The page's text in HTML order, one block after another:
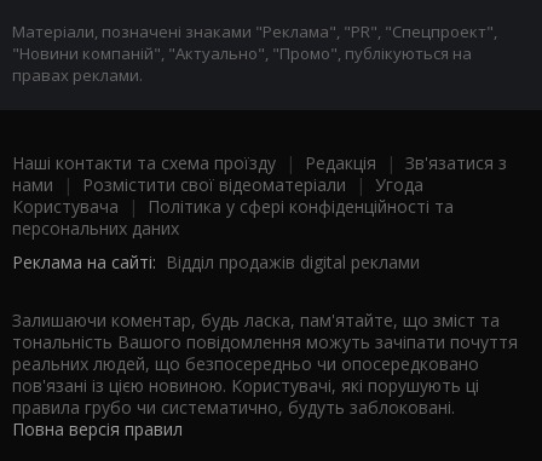
Матеріали, позначені знаками "Реклама", "PR", "Спецпроект",
"Новини компаній", "Актуально", "Промо", публікуються на
правах реклами.
Наші контакти та схема проїзду | Редакція | Зв'язатися з
нами | Розмістити свої відеоматеріали | Угода
Користувача |
Політика у сфері конфіденційності та
персональних даних
Реклама на сайті: Відділ продажів digital реклами
Залишаючи коментар, будь ласка, пам'ятайте, що зміст та
тональність Вашого повідомлення можуть зачіпати почуття
реальних людей, що безпосередньо чи опосередковано
пов'язані із цією новиною. Користувачі, які порушують ці
правила грубо чи систематично, будуть заблоковані.
Повна версія правил